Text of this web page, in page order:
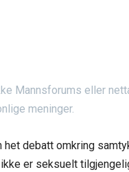
Mannsforums eller
meninger.
het debatt omkring
er seksuelt